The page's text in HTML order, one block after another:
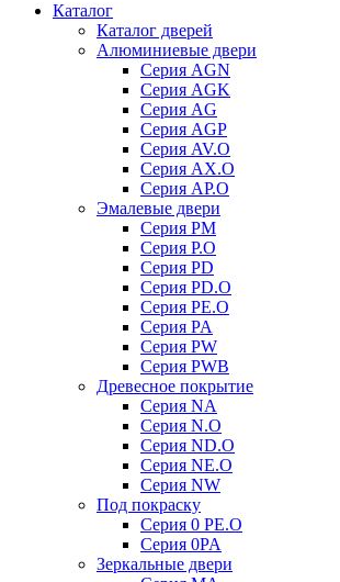
Каталог
Каталог дверей
Алюминиевые двери
Серия AGN
Серия AGK
Серия AG
Серия AGP
Серия AV.O
Серия AX.O
Серия AP.O
Эмалевые двери
Серия PM
Серия P.O
Серия PD
Серия PD.O
Серия PE.O
Серия PA
Серия PW
Серия PWB
Древесное покрытие
Серия NA
Серия N.O
Серия ND.O
Серия NE.O
Серия NW
Под покраску
Серия 0 PE.O
Серия 0PA
Зеркальные двери